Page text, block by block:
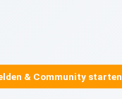
& Community starten